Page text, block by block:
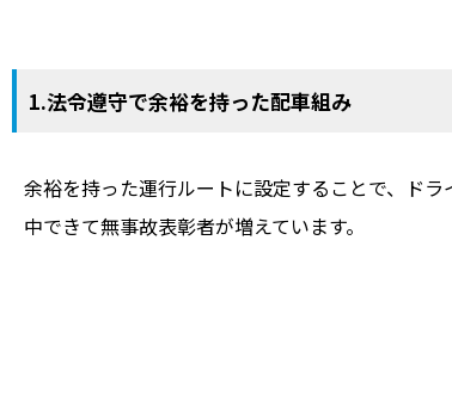
1.法令遵守で余裕を持った配車組み
余裕を持った運行ルートに設定することで、ド
中できて無事故表彰者が増えています。